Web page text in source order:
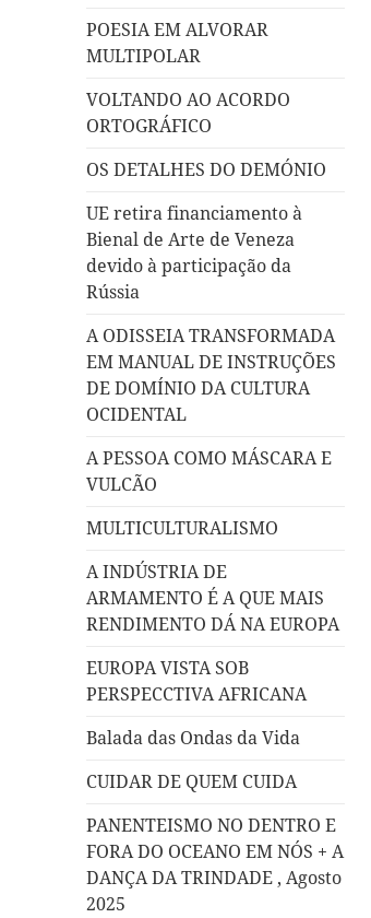
POESIA EM ALVORAR
MULTIPOLAR
VOLTANDO AO ACORDO
ORTOGRÁFICO
OS DETALHES DO DEMÓNIO
UE retira financiamento à
Bienal de Arte de Veneza
devido à participação da
Rússia
A ODISSEIA TRANSFORMADA
EM MANUAL DE INSTRUÇÕES
DE DOMÍNIO DA CULTURA
OCIDENTAL
A PESSOA COMO MÁSCARA E
VULCÃO
MULTICULTURALISMO
A INDÚSTRIA DE
ARMAMENTO É A QUE MAIS
RENDIMENTO DÁ NA EUROPA
EUROPA VISTA SOB
PERSPECCTIVA AFRICANA
Balada das Ondas da Vida
CUIDAR DE QUEM CUIDA
PANENTEISMO NO DENTRO E
FORA DO OCEANO EM NÓS + A
DANÇA DA TRINDADE , Agosto
2025